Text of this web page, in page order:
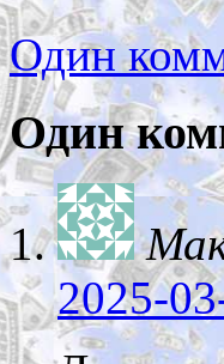
Один
Один
2025-